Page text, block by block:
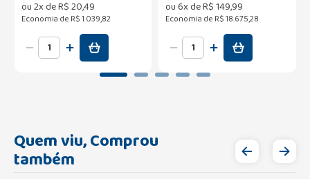
ou2x deR$20,49
Economia de R$ 1.039,82
ou6x deR$149,99
Economia de R$ 18.675,28
Quem viu, Comprou
também